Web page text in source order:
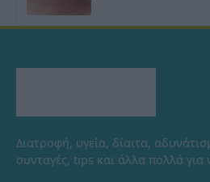
Διατροφή, υγεία, δίαιτα,
συνταγές, tips και άλλα πολλά για